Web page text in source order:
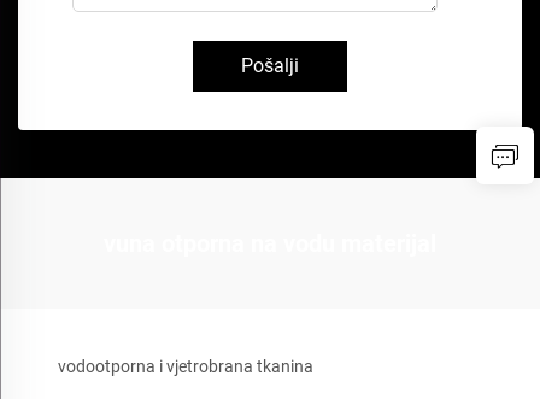
Pošalji
vodootporna i vjetrobrana tkanina